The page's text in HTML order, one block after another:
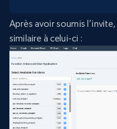
Après avoir soumis
similaire à celui-ci :